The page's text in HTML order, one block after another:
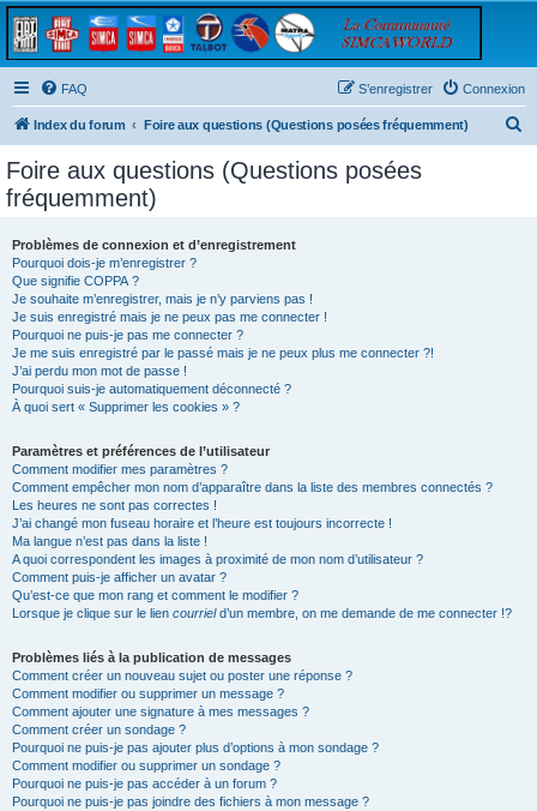
FAQ Connexion
S’enregistrer
Index du forum Foire aux questions (Questions posées fréquemment)
Foire aux questions (Questions posées
fréquemment)
Problèmes de connexion et d’enregistrement
Pourquoi dois-je m’enregistrer ?
Que signifie COPPA ?
Je souhaite m’enregistrer, mais je n’y parviens pas !
Je suis enregistré mais je ne peux pas me connecter !
Pourquoi ne puis-je pas me connecter ?
Je me suis enregistré par le passé mais je ne peux plus me connecter ?!
J’ai perdu mon mot de passe !
Pourquoi suis-je automatiquement déconnecté ?
À quoi sert « Supprimer les cookies » ?
Paramètres et préférences de l’utilisateur
Comment modifier mes paramètres ?
Comment empêcher mon nom d’apparaître dans la liste des membres connectés ?
Les heures ne sont pas correctes !
J’ai changé mon fuseau horaire et l’heure est toujours incorrecte !
Ma langue n’est pas dans la liste !
A quoi correspondent les images à proximité de mon nom d’utilisateur ?
Comment puis-je afficher un avatar ?
Qu’est-ce que mon rang et comment le modifier ?
Lorsque je clique sur le lien courrield’un membre, on me demande de me connecter !?
Problèmes liés à la publication de messages
Comment créer un nouveau sujet ou poster une réponse ?
Comment modifier ou supprimer un message ?
Comment ajouter une signature à mes messages ?
Comment créer un sondage ?
Pourquoi ne puis-je pas ajouter plus d’options à mon sondage ?
Comment modifier ou supprimer un sondage ?
Pourquoi ne puis-je pas accéder à un forum ?
Pourquoi ne puis-je pas joindre des fichiers à mon message ?